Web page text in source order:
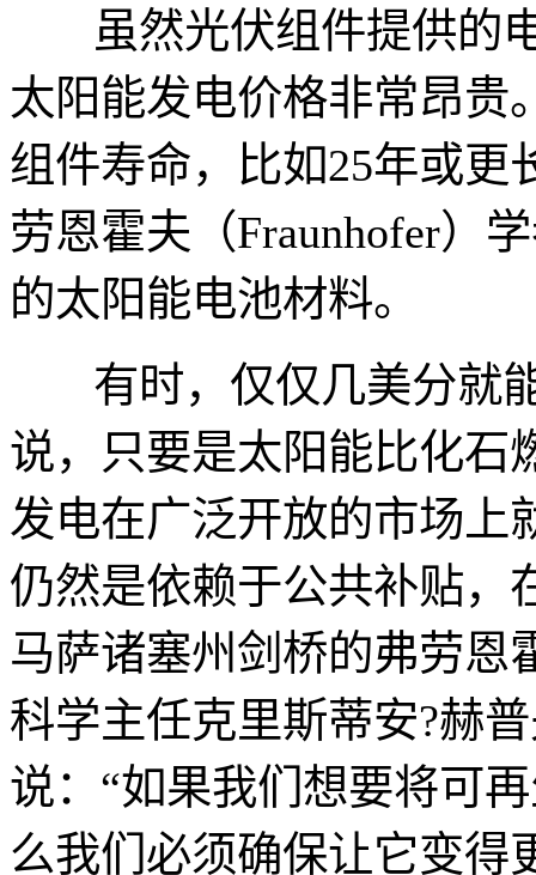
虽然光伏组件提供的电
太阳能发电价格非常昂贵
组件寿命，比如25年或更
劳恩霍夫（Fraunhofer）
的太阳能电池材料。
有时，仅仅几美分就能
说，只要是太阳能比化石
发电在广泛开放的市场上
仍然是依赖于公共补贴，
马萨诸塞州剑桥的弗劳恩
科学主任克里斯蒂安?赫
说：“如果我们想要将可
么我们必须确保让它变得